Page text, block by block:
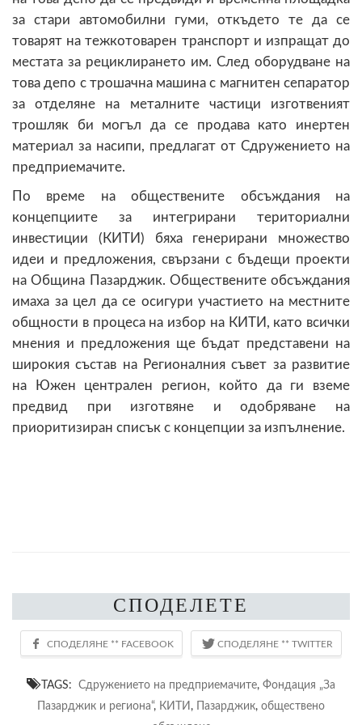
за стари автомобилни гуми, откъдето те да се
товарят на тежкотоварен транспорт и изпращат до
местата за рециклирането им. След оборудване на
това депо с трошачна машина с магнитен сепаратор
за отделяне на металните частици изготвеният
трошляк би могъл да се продава като инертен
материал за насипи, предлагат от Сдружението на
предприемачите.
По време на обществените обсъждания на
концепциите за интегрирани териториални
инвестиции (КИТИ) бяха генерирани множество
идеи и предложения, свързани с бъдещи проекти
на Община Пазарджик. Обществените обсъждания
имаха за цел да се осигури участието на местните
общности в процеса на избор на КИТИ, като всички
мнения и предложения ще бъдат представени на
широкия състав на Регионалния съвет за развитие
на Южен централен регион, който да ги вземе
предвид при изготвяне и одобряване на
приоритизиран списък с концепции за изпълнение.
СПОДЕЛЕТЕ
TAGS: Сдружението на предприемачите, Фондация „За
Пазарджик и региона“, КИТИ , Пазарджик, обществено